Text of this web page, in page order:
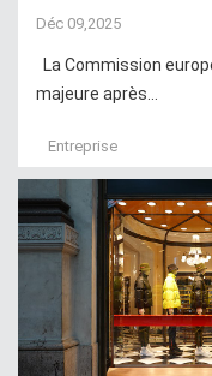
Déc 09,2025
La Commission
majeure après...
Entreprise